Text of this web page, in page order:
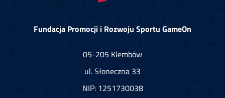
Fundacja Promocji i Rozwoju Sportu GameOn
05-205 Klembów
ul. Słoneczna 33
NIP: 1251730038